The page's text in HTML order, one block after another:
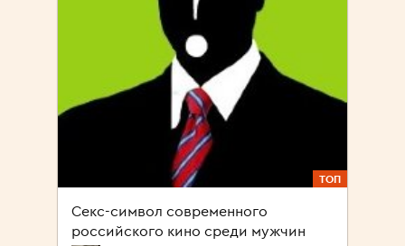
ТОП
Секс-символ современного
российского кино среди мужчин